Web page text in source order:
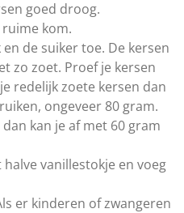
goed droog.
kom.
de suiker toe. De kersen
zo zoet. Proef je kersen
redelijk zoete kersen dan
ongeveer 80 gram.
kan je af met 60 gram
vanillestokje en voeg
er kinderen of zwangeren